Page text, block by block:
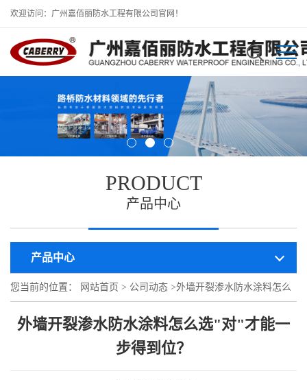
欢迎访问：广州嘉佰丽防水工程有限公司官网！
PRODUCT
产品中心
产品中心
您当前的位置： 网站首页 > 公司动态 >外墙开裂渗水防水涂料怎么
选"对"才能一步得到位？
外墙开裂渗水防水涂料怎么选"对"才能一
步得到位？